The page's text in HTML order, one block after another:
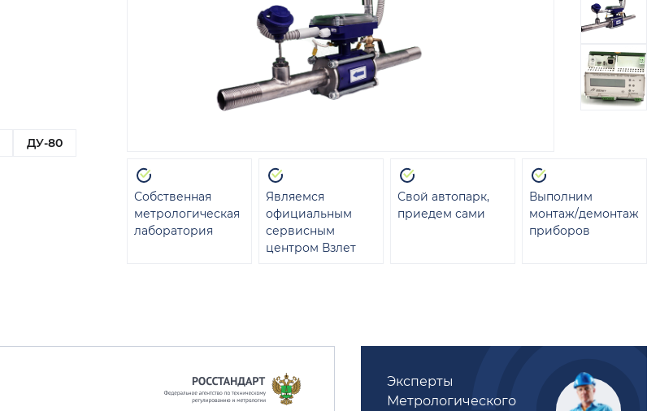
ДУ-80
Собственная
метрологическая
лаборатория
Являемся
официальным
сервисным
центром Взлет
Свой автопарк,
приедем сами
Выполним
монтаж/демонтаж
приборов
Эксперты
Метрологического